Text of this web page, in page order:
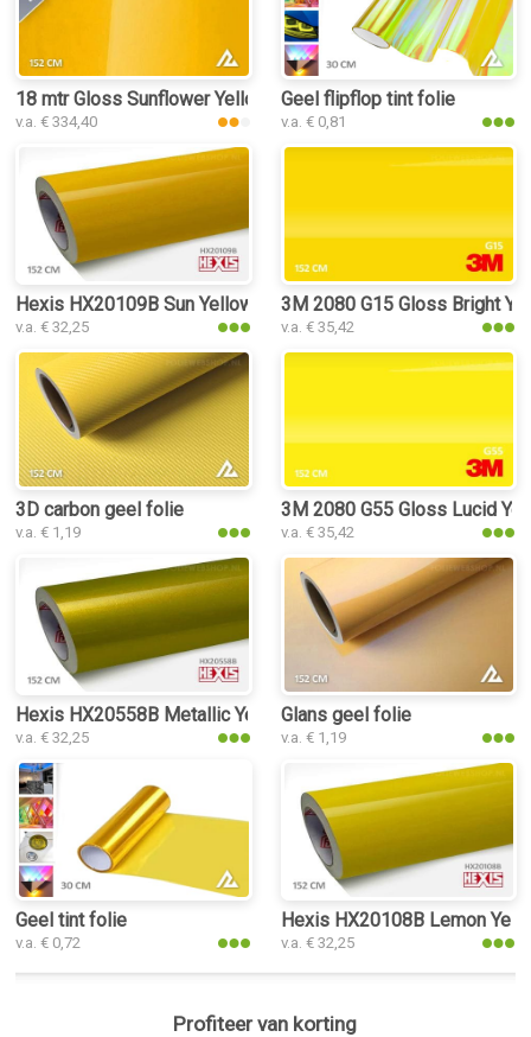
18 mtr Gloss Sunflower Yellow 3134 folie
v.a. € 334,40
Geel flipflop tint folie
v.a. € 0,81
Hexis HX20109B Sun Yellow Gloss folie
v.a. € 32,25
3M 2080 G15 Gloss Bright
v.a. € 35,42
3D carbon geel folie
v.a. € 1,19
3M 2080 G55 Gloss Lucid
v.a. € 35,42
Hexis HX20558B Metallic Yellow Gloss folie
v.a. € 32,25
Glans geel folie
v.a. € 1,19
Geel tint folie
v.a. € 0,72
Hexis HX20108B Lemon
v.a. € 32,25
Profiteer van korting